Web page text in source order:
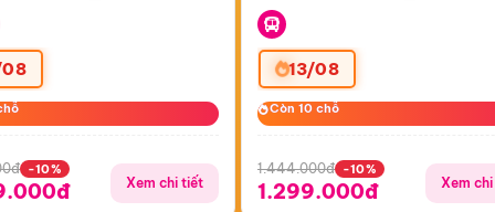
-10%
Xem chi tiết
13/08
Còn 10 chỗ
Còn 10 chỗ
1.444.000đ -10%
1.299.000đ Xem